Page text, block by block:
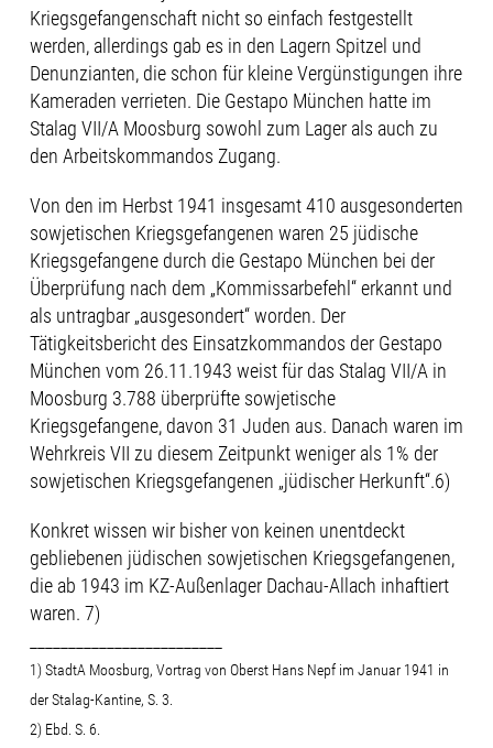
Kriegsgefangenschaft nicht so einfach festgestellt
werden, allerdings gab es in den Lagern Spitzel und
Denunzianten, die schon für kleine Vergünstigungen ihre
Kameraden verrieten. Die Gestapo München hatte im
Stalag VII/A Moosburg sowohl zum Lager als auch zu
den Arbeitskommandos Zugang.
Von den im Herbst 1941 insgesamt 410 ausgesonderten
sowjetischen Kriegsgefangenen waren 25 jüdische
Kriegsgefangene durch die Gestapo München bei der
Überprüfung nach dem „Kommissarbefehl“ erkannt und
als untragbar „ausgesondert“ worden. Der
Tätigkeitsbericht des Einsatzkommandos der Gestapo
München vom 26.11.1943 weist für das Stalag VII/A in
Moosburg 3.788 überprüfte sowjetische
Kriegsgefangene, davon 31 Juden aus. Danach waren im
Wehrkreis VII zu diesem Zeitpunkt weniger als 1% der
sowjetischen Kriegsgefangenen „jüdischer Herkunft“.6)
Konkret wissen wir bisher von keinen unentdeckt
gebliebenen jüdischen sowjetischen Kriegsgefangenen,
die ab 1943 im KZ-Außenlager Dachau-Allach inhaftiert
waren. 7)
1) StadtA Moosburg, Vortrag von Oberst Hans Nepf im Januar 1941 in
der Stalag-Kantine, S. 3.
2) Ebd. S. 6.